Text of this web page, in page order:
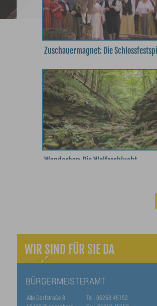
Zuschauermagnet: Die
Wanderbar: Die Wolfsschlucht
WIR SIND FÜR SIE DA
BÜRGERMEISTERAMT
Alte Dorfstraße 8
Tel.: 06263 45152